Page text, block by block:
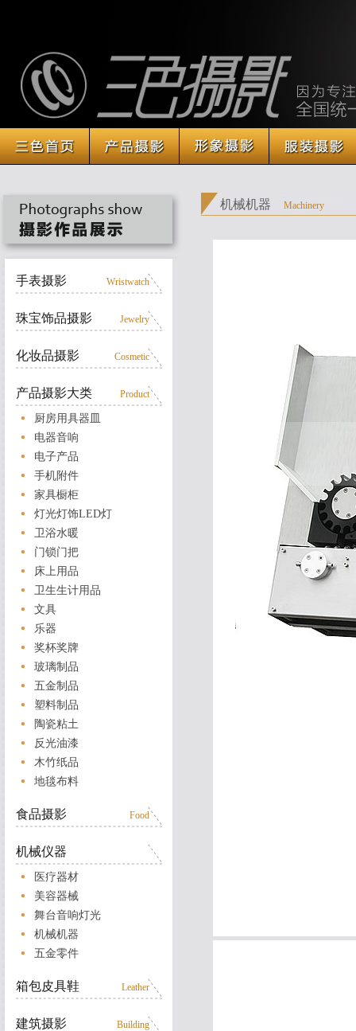
手表摄影 Wristwatch
珠宝饰品摄影 Jewelry
化妆品摄影 Cosmetic
产品摄影大类 Product
厨房用具器皿
电器音响
电子产品
手机附件
家具橱柜
灯光灯饰LED灯
卫浴水暖
门锁门把
床上用品
卫生生计用品
文具
乐器
奖杯奖牌
玻璃制品
五金制品
塑料制品
陶瓷粘土
反光油漆
木竹纸品
地毯布料
食品摄影 Food
机械仪器
医疗器材
美容器械
舞台音响灯光
机械机器
五金零件
箱包皮具鞋 Leather
建筑摄影 Building
机械机器 Machinery